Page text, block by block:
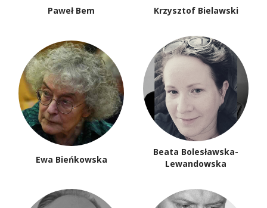
Paweł Bem Krzysztof Bielawski
Ewa Bieńkowska
Beata Bolesławska-
Lewandowska